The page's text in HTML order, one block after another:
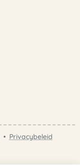
Privacybeleid